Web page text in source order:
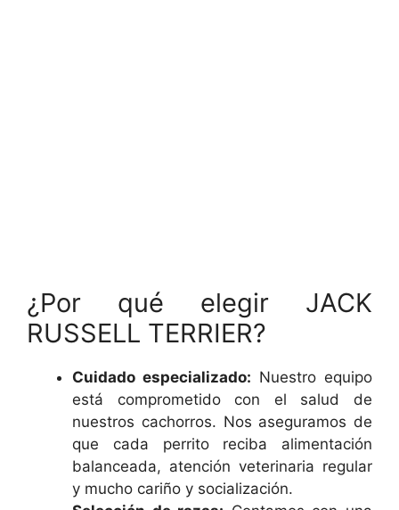
¿Por qué elegir JACK
RUSSELL TERRIER?
Cuidado especializado: Nuestro equipo
está comprometido con el salud de
nuestros cachorros. Nos aseguramos de
que cada perrito reciba alimentación
balanceada, atención veterinaria regular
y mucho cariño y socialización.